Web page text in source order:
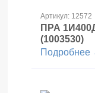
Артикул: 12572
ПРА
(1003530)
Подробнее